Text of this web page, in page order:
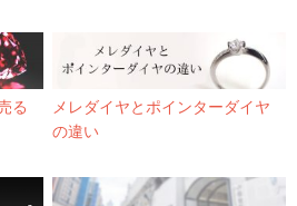
る
メレダイヤとポインターダイヤ
の違い